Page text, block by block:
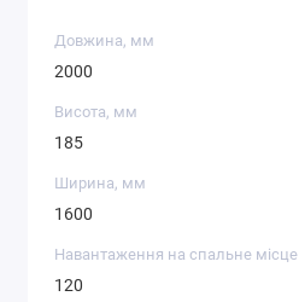
Довжина, мм
2000
Висота, мм
185
Ширина, мм
1600
Навантаження на спальне місце
120